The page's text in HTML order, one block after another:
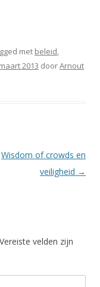
met beleid
2013 doorArnout
Wisdom of crowds en
veiligheid →
Vereiste velden zijn